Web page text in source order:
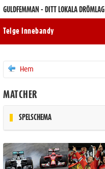
GULDFEMMAN - DITT LOKALA DRÖMLAG
Telge Innebandy
Hem
MATCHER
SPELSCHEMA